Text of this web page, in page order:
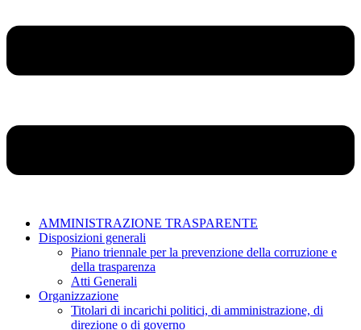
AMMINISTRAZIONE TRASPARENTE
Disposizioni generali
Piano triennale per la prevenzione della corruzione e
della trasparenza
Atti Generali
Organizzazione
Titolari di incarichi politici, di amministrazione, di
direzione o di governo